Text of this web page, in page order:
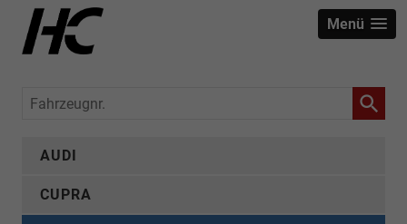
Menü
Fahrzeugnr.
AUDI
CUPRA